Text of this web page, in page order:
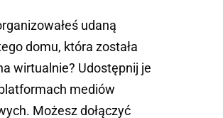
udaną
domu, która została
wirtualnie? Udostępnij je
mediów
Możesz dołączyć